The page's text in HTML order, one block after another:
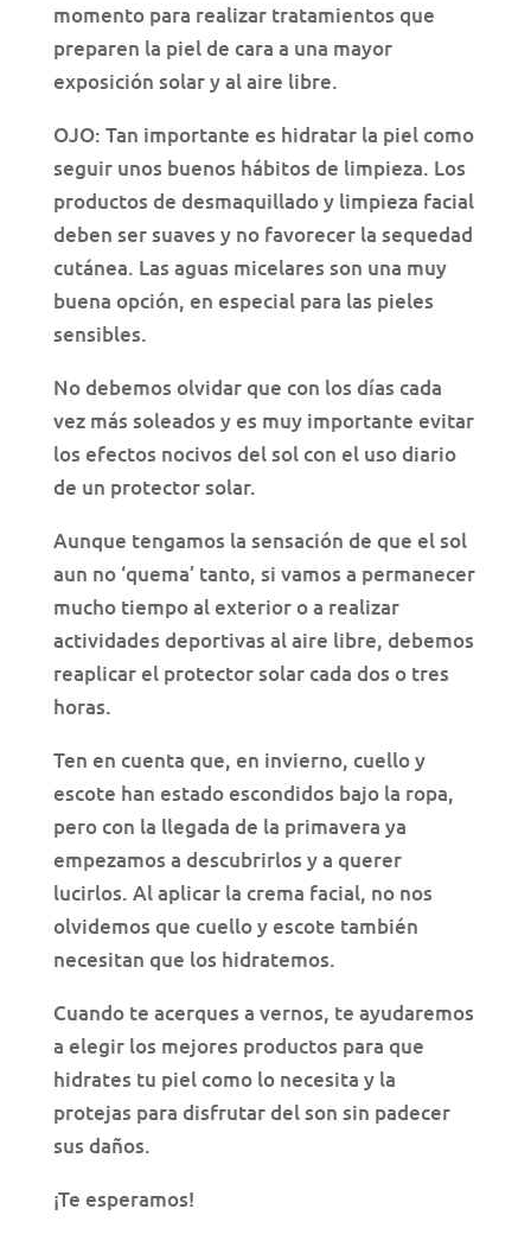
momento para realizar tratamientos que
preparen la piel de cara a una mayor
exposición solar y al aire libre.
OJO: Tan importante es hidratar la piel como
seguir unos buenos hábitos de limpieza. Los
productos de desmaquillado y limpieza facial
deben ser suaves y no favorecer la sequedad
cutánea. Las aguas micelares son una muy
buena opción, en especial para las pieles
sensibles.
No debemos olvidar que con los días cada
vez más soleados y es muy importante evitar
los efectos nocivos del sol con el uso diario
de un protector solar.
Aunque tengamos la sensación de que el sol
aun no ‘quema’ tanto, si vamos a permanecer
mucho tiempo al exterior o a realizar
actividades deportivas al aire libre, debemos
reaplicar el protector solar cada dos o tres
horas.
Ten en cuenta que, en invierno, cuello y
escote han estado escondidos bajo la ropa,
pero con la llegada de la primavera ya
empezamos a descubrirlos y a querer
lucirlos. Al aplicar la crema facial, no nos
olvidemos que cuello y escote también
necesitan que los hidratemos.
Cuando te acerques a vernos, te ayudaremos
a elegir los mejores productos para que
hidrates tu piel como lo necesita y la
protejas para disfrutar del son sin padecer
sus daños.
¡Te esperamos!